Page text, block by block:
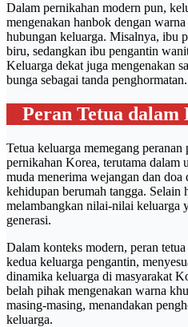
Dalam pernikahan modern pun,
mengenakan hanbok dengan
hubungan keluarga. Misalnya, ibu
biru, sedangkan ibu pengantin
Keluarga dekat juga mengenakan
bunga sebagai tanda penghormatan.
Peran Tetua
Tetua keluarga memegang peranan
pernikahan Korea, terutama dalam
muda menerima wejangan dan doa
kehidupan berumah tangga. Selain
melambangkan nilai-nilai keluarga
generasi.
Dalam konteks modern, peran
kedua keluarga pengantin,
dinamika keluarga di masyarakat
belah pihak mengenakan warna
masing-masing, menandakan
keluarga.